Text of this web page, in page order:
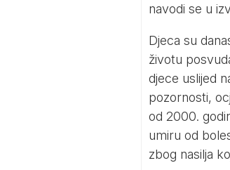
navodi se u
Djeca su
životu
djece uslijed
pozornosti,
od 2000.
umiru od
zbog nasilja